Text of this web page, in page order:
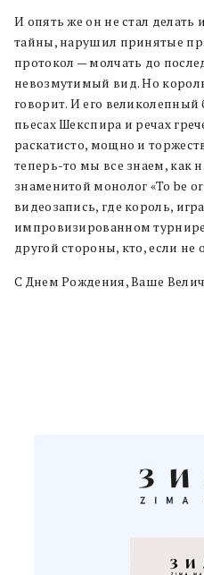
И опять же он не стал делать
тайны, нарушил принятые
протокол — молчать до
невозмутимый вид. Но
говорит. И его
пьесах Шекспира и речах
раскатисто, мощно и
теперь-то мы все знаем, как
знаменитой монолог «To be
видеозапись, где король,
импровизированном
другой стороны, кто, если не
С Днем Рождения, Ваше